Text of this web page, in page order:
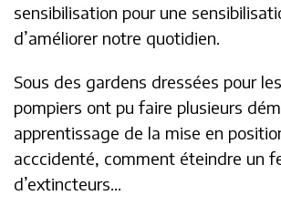
sensibilisation pour une
d’améliorer notre quotidien.
Sous des gardens dressées pour
pompiers ont pu faire plusieurs
apprentissage de la mise en
acccidenté, comment éteindre un
d’extincteurs…